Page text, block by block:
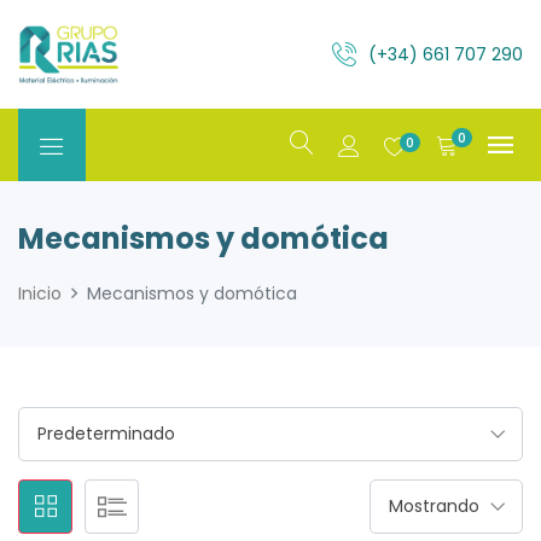
(+34) 661 707 290
0 0
Mecanismos y domótica
Inicio Mecanismos y domótica